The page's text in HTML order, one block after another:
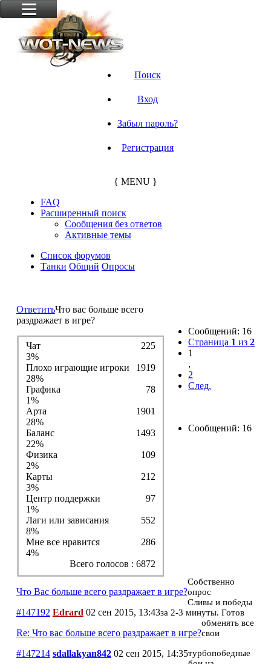
Поиск
Вход
Забыл пароль?
Регистрация
{ MENU }
FAQ
Расширенный поиск
Сообщения без ответов
Активные темы
Список форумов
Танки Общий Опросы
Сообщений: 16
Страница 1 из2
1
,
2
След.
Сообщений: 16
ОтветитьЧто вас больше всего
раздражает в игре?
Чат
225
3%
Плохо играющие игроки
1919
28%
Графика
78
1%
Арта
1901
28%
Баланс
1493
22%
Физика
109
2%
Карты
212
3%
Центр поддержки
97
1%
Лаги или зависания
552
8%
Мне все нравится
286
4%
Всего голосов : 6872
Что Вас больше всего раздражает в игре?
#147192 Edrard 02 сен 2015, 13:43
Собственно
опрос
Re: Что вас больше всего раздражает в игре?
#147214 sdallakyan842 02 сен 2015, 14:35
Сливы и победы
за 2-3 минуты. Готов
обменять все
свои
турбопобедные